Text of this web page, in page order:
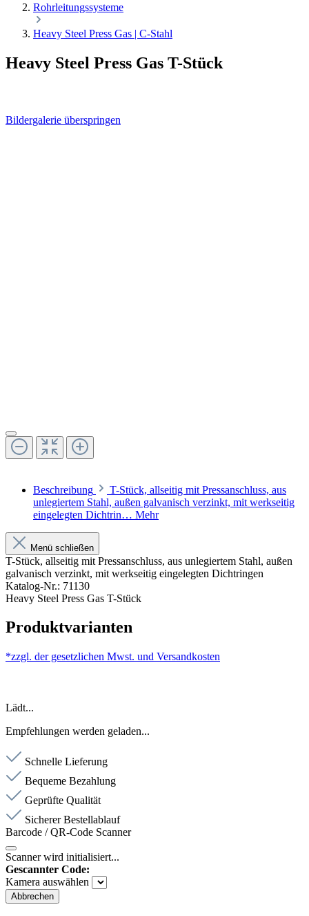
Rohrleitungssysteme
Heavy Steel Press Gas | C-Stahl
Heavy Steel Press Gas T-Stück
Bildergalerie überspringen
Beschreibung
T-Stück, allseitig mit Pressanschluss, aus
unlegiertem Stahl, außen galvanisch verzinkt, mit werkseitig
eingelegten Dichtrin… Mehr
Menü schließen
T-Stück, allseitig mit Pressanschluss, aus unlegiertem Stahl, außen
galvanisch verzinkt, mit werkseitig eingelegten Dichtringen
Katalog-Nr.: 71130
Heavy Steel Press Gas T-Stück
Produktvarianten
*zzgl. der gesetzlichen Mwst. und Versandkosten
Lädt...
Empfehlungen werden geladen...
Schnelle Lieferung
Bequeme Bezahlung
Geprüfte Qualität
Sicherer Bestellablauf
Barcode / QR-Code Scanner
Scanner wird initialisiert...
Gescannter Code:
Kamera auswählen
Abbrechen